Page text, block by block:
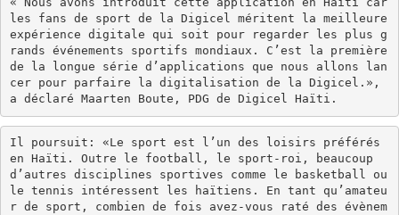
les fans de sport de la Digicel méritent la meilleure
expérience digitale qui soit pour regarder les plus g
rands événements sportifs mondiaux. C’est la première
de la longue série d’applications que nous allons lan
cer pour parfaire la digitalisation de la Digicel.»,
a déclaré Maarten Boute, PDG de Digicel Haïti.
Il poursuit: «Le sport est l’un des loisirs préférés
en Haïti. Outre le football, le sport-roi, beaucoup
d’autres disciplines sportives comme le basketball ou
le tennis intéressent les haïtiens. En tant qu’amateu
r de sport, combien de fois avez-vous raté des évènem